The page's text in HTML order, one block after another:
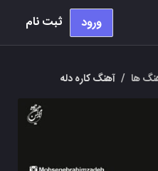
ورود ثبت نام
ها / آهنگ کاره دله